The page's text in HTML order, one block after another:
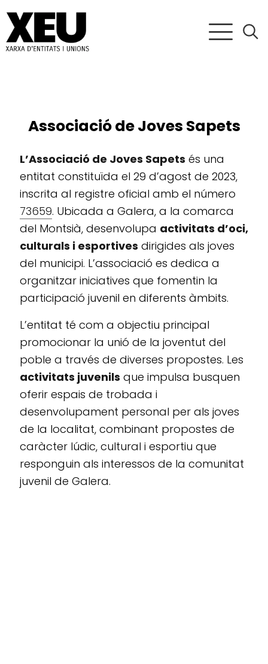
Associació de Joves Sapets
L’Associació de Joves Sapets és una
entitat constituïda el 29 d’agost de 2023,
inscrita al registre oficial amb el número
73659. Ubicada a Galera, a la comarca
del Montsià, desenvolupa activitats d’oci,
culturals i esportives dirigides als joves
del municipi. L’associació es dedica a
organitzar iniciatives que fomentin la
participació juvenil en diferents àmbits.
L’entitat té com a objectiu principal
promocionar la unió de la joventut del
poble a través de diverses propostes. Les
activitats juvenils que impulsa busquen
oferir espais de trobada i
desenvolupament personal per als joves
de la localitat, combinant propostes de
caràcter lúdic, cultural i esportiu que
responguin als interessos de la comunitat
juvenil de Galera.